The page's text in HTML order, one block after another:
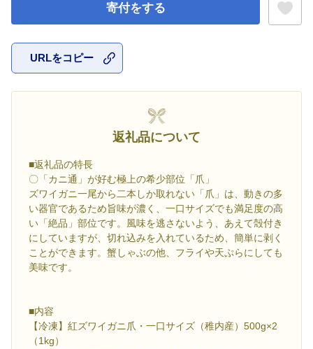
寄付をする
URLをコピー
返礼品について
■返礼品の特長
〇「カニ通」が好む極上の希少部位「爪」
ズワイガニ一尾から二本しか取れない「爪」は、動きの多
い器官であるため旨味が濃く、一口サイズでも満足度の高
い「絶品」部位です。風味を逃さないよう、あえて殻付き
にしていますが、切れ込みを入れているため、簡単に剥く
ことができます。蟹しゃぶの他、フライや天ぷらにしても
美味です。
■内容
【冷凍】紅ズワイガニ爪・一口サイズ（稚内産）500g×2
（1kg）